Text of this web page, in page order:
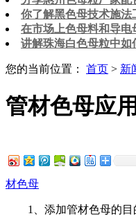
你了解黑色母技术施法
在市场上色母料和导电
讲解珠海白色母粒中如
您的当前位置： 首页 > 新
管材色母应
材色母
1、添加管材色母的目